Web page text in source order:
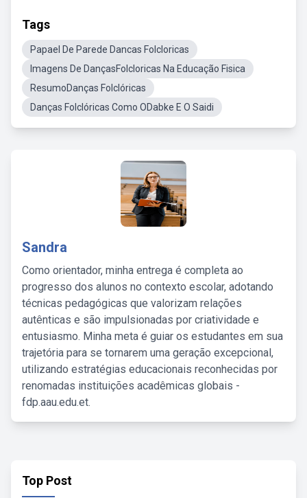
Tags
Papael De Parede Dancas Folcloricas
Imagens De DançasFolcloricas Na Educação Fisica
ResumoDanças Folclóricas
Danças Folclóricas Como ODabke E O Saidi
Sandra
Como orientador, minha entrega é completa ao
progresso dos alunos no contexto escolar, adotando
técnicas pedagógicas que valorizam relações
autênticas e são impulsionadas por criatividade e
entusiasmo. Minha meta é guiar os estudantes em sua
trajetória para se tornarem uma geração excepcional,
utilizando estratégias educacionais reconhecidas por
renomadas instituições acadêmicas globais -
fdp.aau.edu.et.
Top Post